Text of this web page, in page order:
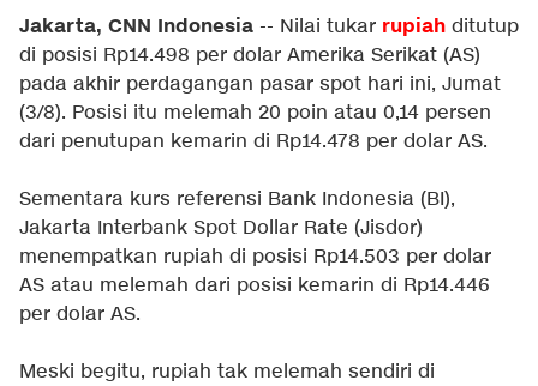
Jakarta, CNN Indonesia -- Nilai tukar rupiah ditutup
di posisi Rp14.498 per dolar Amerika Serikat (AS)
pada akhir perdagangan pasar spot hari ini, Jumat
(3/8). Posisi itu melemah 20 poin atau 0,14 persen
dari penutupan kemarin di Rp14.478 per dolar AS.
Sementara kurs referensi Bank Indonesia (BI),
Jakarta Interbank Spot Dollar Rate (Jisdor)
menempatkan rupiah di posisi Rp14.503 per dolar
AS atau melemah dari posisi kemarin di Rp14.446
per dolar AS.
Meski begitu, rupiah tak melemah sendiri di